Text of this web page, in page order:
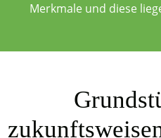
Merkmale und diese